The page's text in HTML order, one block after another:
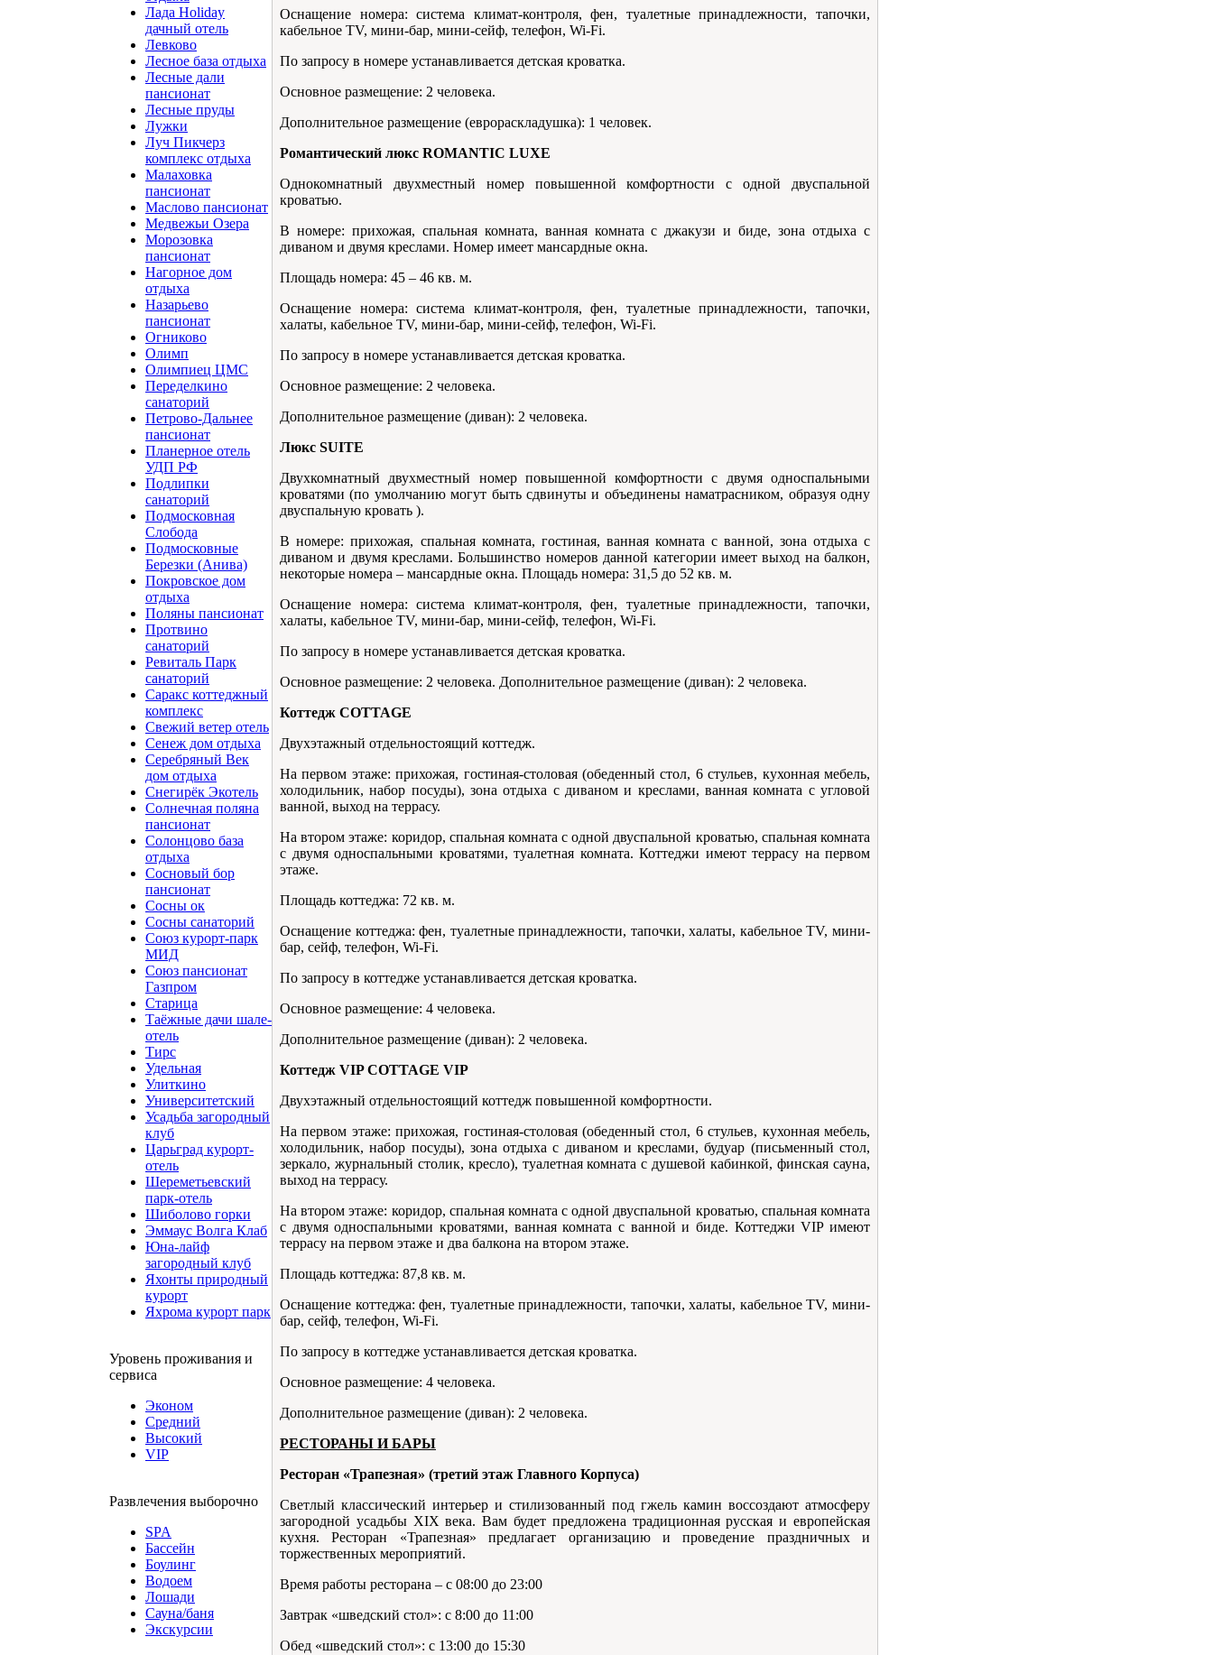
Лада Holiday
дачный отель
Левково
Лесное база отдыха
Лесные дали
пансионат
Лесные пруды
Лужки
Луч Пикчерз
комплекс отдыха
Малаховка
пансионат
Маслово пансионат
Медвежьи Озера
Морозовка
пансионат
Нагорное дом
отдыха
Назарьево
пансионат
Огниково
Олимп
Олимпиец ЦМС
Переделкино
санаторий
Петрово-Дальнее
пансионат
Планерное отель
УДП РФ
Подлипки
санаторий
Подмосковная
Cлобода
Подмосковные
Березки (Анива)
Покровское дом
отдыха
Поляны пансионат
Протвино
санаторий
Ревиталь Парк
санаторий
Саракс коттеджный
комплекс
Свежий ветер отель
Сенеж дом отдыха
Серебряный Век
дом отдыха
Снегирёк Экотель
Солнечная поляна
пансионат
Солонцово база
отдыха
Сосновый бор
пансионат
Сосны ок
Сосны санаторий
Союз курорт-парк
МИД
Союз пансионат
Газпром
Старица
Таёжные дачи шале-
отель
Тирс
Удельная
Улиткино
Университетский
Усадьба загородный
клуб
Царьград курорт-
отель
Шереметьевский
парк-отель
Шиболово горки
Эммаус Волга Клаб
Юна-лайф
загородный клуб
Яхонты природный
курорт
Яхрома курорт парк
Уровень проживания и
сервиса
Эконом
Средний
Высокий
VIP
Развлечения выборочно
SPA
Бассейн
Боулинг
Водоем
Лошади
Сауна/баня
Экскурсии
Оснащение номера: система климат-контроля, фен, туалетные принадлежности, тапочки,
кабельное TV, мини-бар, мини-сейф, телефон, Wi-Fi.
По запросу в номере устанавливается детская кроватка.
Основное размещение: 2 человека.
Дополнительное размещение (еврораскладушка): 1 человек.
Романтический люкс ROMANTIC LUXE
Однокомнатный двухместный номер повышенной комфортности с одной двуспальной
кроватью.
В номере: прихожая, спальная комната, ванная комната с джакузи и биде, зона отдыха с
диваном и двумя креслами. Номер имеет мансардные окна.
Площадь номера: 45 – 46 кв. м.
Оснащение номера: система климат-контроля, фен, туалетные принадлежности, тапочки,
халаты, кабельное TV, мини-бар, мини-сейф, телефон, Wi-Fi.
По запросу в номере устанавливается детская кроватка.
Основное размещение: 2 человека.
Дополнительное размещение (диван): 2 человека.
Люкс SUITE
Двухкомнатный двухместный номер повышенной комфортности с двумя односпальными
кроватями (по умолчанию могут быть сдвинуты и объединены наматрасником, образуя одну
двуспальную кровать ).
В номере: прихожая, спальная комната, гостиная, ванная комната с ванной, зона отдыха с
диваном и двумя креслами. Большинство номеров данной категории имеет выход на балкон,
некоторые номера – мансардные окна. Площадь номера: 31,5 до 52 кв. м.
Оснащение номера: система климат-контроля, фен, туалетные принадлежности, тапочки,
халаты, кабельное TV, мини-бар, мини-сейф, телефон, Wi-Fi.
По запросу в номере устанавливается детская кроватка.
Основное размещение: 2 человека. Дополнительное размещение (диван): 2 человека.
Коттедж COTTAGE
Двухэтажный отдельностоящий коттедж.
На первом этаже: прихожая, гостиная-столовая (обеденный стол, 6 стульев, кухонная мебель,
холодильник, набор посуды), зона отдыха с диваном и креслами, ванная комната с угловой
ванной, выход на террасу.
На втором этаже: коридор, спальная комната с одной двуспальной кроватью, спальная комната
с двумя односпальными кроватями, туалетная комната. Коттеджи имеют террасу на первом
этаже.
Площадь коттеджа: 72 кв. м.
Оснащение коттеджа: фен, туалетные принадлежности, тапочки, халаты, кабельное TV, мини-
бар, сейф, телефон, Wi-Fi.
По запросу в коттедже устанавливается детская кроватка.
Основное размещение: 4 человека.
Дополнительное размещение (диван): 2 человека.
Коттедж VIP COTTAGE VIP
Двухэтажный отдельностоящий коттедж повышенной комфортности.
На первом этаже: прихожая, гостиная-столовая (обеденный стол, 6 стульев, кухонная мебель,
холодильник, набор посуды), зона отдыха с диваном и креслами, будуар (письменный стол,
зеркало, журнальный столик, кресло), туалетная комната с душевой кабинкой, финская сауна,
выход на террасу.
На втором этаже: коридор, спальная комната с одной двуспальной кроватью, спальная комната
с двумя односпальными кроватями, ванная комната с ванной и биде. Коттеджи VIP имеют
террасу на первом этаже и два балкона на втором этаже.
Площадь коттеджа: 87,8 кв. м.
Оснащение коттеджа: фен, туалетные принадлежности, тапочки, халаты, кабельное TV, мини-
бар, сейф, телефон, Wi-Fi.
По запросу в коттедже устанавливается детская кроватка.
Основное размещение: 4 человека.
Дополнительное размещение (диван): 2 человека.
РЕСТОРАНЫ И БАРЫ
Ресторан «Трапезная» (третий этаж Главного Корпуса)
Светлый классический интерьер и стилизованный под гжель камин воссоздают атмосферу
загородной усадьбы XIX века. Вам будет предложена традиционная русская и европейская
кухня. Ресторан «Трапезная» предлагает организацию и проведение праздничных и
торжественных мероприятий.
Время работы ресторана – с 08:00 до 23:00
Завтрак «шведский стол»: с 8:00 до 11:00
Обед «шведский стол»: с 13:00 до 15:30